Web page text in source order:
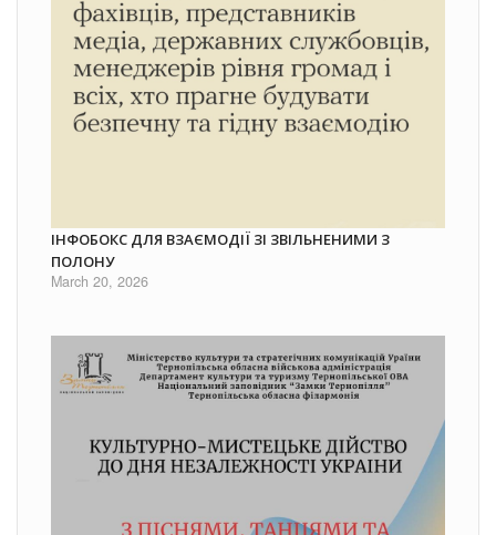
ІНФОБОКС ДЛЯ ВЗАЄМОДІЇ ЗІ ЗВІЛЬНЕНИМИ З
ПОЛОНУ
March 20, 2026